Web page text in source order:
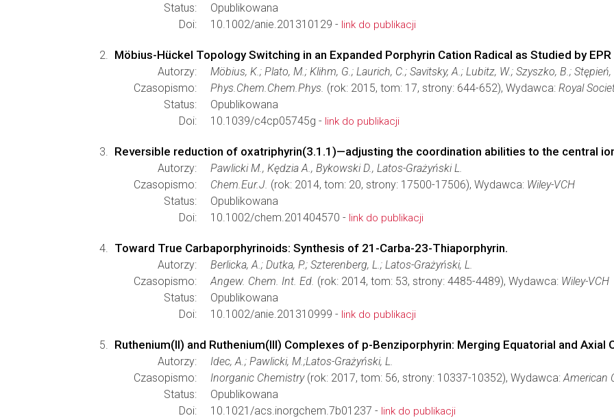
Status:
Opublikowana
Doi:
10.1002/anie.201310129 - link do publikacji
Möbius-Hückel Topology Switching in an Expanded Porphyrin Cation Radical as Studied by
Autorzy:
Möbius, K.; Plato, M.; Klihm, G.; Laurich, C.; Savitsky, A.; Lubitz, W.; Szyszko, B.; Stępień,
Czasopismo:
Phys.Chem.Chem.Phys. (rok: 2015, tom: 17, strony: 644-652), Wydawca: Royal
Status:
Opublikowana
Doi:
10.1039/c4cp05745g - link do publikacji
Reversible reduction of oxatriphyrin(3.1.1)—adjusting the coordination abilities to the central
Autorzy:
Pawlicki M., Kędzia A., Bykowski D., Latos-Grażyński L.
Czasopismo:
Chem.Eur.J. (rok: 2014, tom: 20, strony: 17500-17506), Wydawca: Wiley-VCH
Status:
Opublikowana
Doi:
10.1002/chem.201404570 - link do publikacji
Toward True Carbaporphyrinoids: Synthesis of 21-Carba-23-Thiaporphyrin.
Autorzy:
Berlicka, A.; Dutka, P.; Szterenberg, L.; Latos-Grażyński, L.
Czasopismo:
Angew. Chem. Int. Ed. (rok: 2014, tom: 53, strony: 4485-4489), Wydawca: Wiley-VCH
Status:
Opublikowana
Doi:
10.1002/anie.201310999 - link do publikacji
Ruthenium(II) and Ruthenium(III) Complexes of p-Benziporphyrin: Merging Equatorial and Axial
Autorzy:
Idec, A.; Pawlicki, M.;Latos-Grażyński, L.
Czasopismo:
Inorganic Chemistry(rok: 2017, tom: 56, strony: 10337-10352), Wydawca:American
Status:
Opublikowana
Doi:
10.1021/acs.inorgchem.7b01237 - link do publikacji